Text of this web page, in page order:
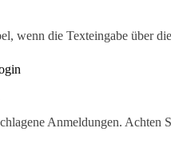
wenn die Texteingabe über
Anmeldungen. Achten